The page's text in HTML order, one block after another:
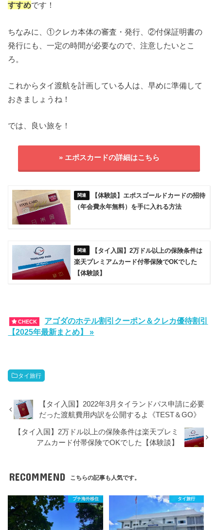
すすめです！
ちなみに、①クレカ本体の審査・発行、②付保証明書の
発行にも、一定の時間が必要なので、注意したいとこ
ろ。
これからタイ渡航を計画している人は、早めに準備して
おきましょうね！
では、良い旅を！
» エポスカードの詳細はこちら
【体験談】エポスゴールドカードの招待
（年会費永年無料）を手に入れる方法
【タイ入国】2万ドル以上の保険条件は
楽天プレミアムカード付帯保険でOKでした
【体験談】
CHECK
アゴダのホテル割引クーポン＆クレカ優待割引
【2025年最新まとめ】 »
タイ旅行
【タイ入国】2022年3月タイランドパス申請に必要
だった渡航費用内訳を公開するよ《TEST＆GO》
【タイ入国】2万ドル以上の保険条件は楽天プレミ
アムカード付帯保険でOKでした【体験談】
RECOMMEND こちらの記事も人気です。
プチ海外移住 タイ旅行